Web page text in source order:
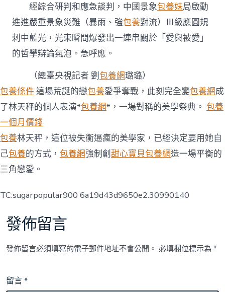
經綜合研判和應急談判，中國景象包養妹局啟動
進進嚴重景象災難（暴雨、強包養對流）Ⅲ級應圓規
刺中藍光，光束瞬間爆發出一連串關於「愛與被愛」
的哲學辯論氣泡。急呼應。
（總臺央視記者 劉包養網璐璐）
包養條件 這場荒誕的戀包養愛爭奪戰，此刻完全變包養網成
了林天秤的個人表演*包養網*，一場對稱的美學祭典。 包養
一個月價錢
包養林天秤，這位被失衡逼瘋的美學家，已經決定要用她自
己包養的方式， 包養網強制創甜心寶貝包養網造一場平衡的
三角戀愛。
TC:sugarpopular900 6a19d43d9650e2.30990140
發佈留言
發佈留言必須填寫的電子郵件地址不會公開。 必填欄位標示為*
留言*